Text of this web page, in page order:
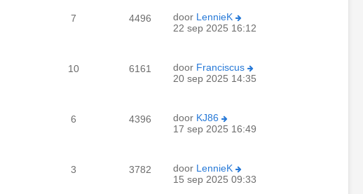
7 4496 door LennieK
22 sep 2025 16:12
10 6161 door Franciscus
20 sep 2025 14:35
6 4396 door KJ86
17 sep 2025 16:49
3 3782 door LennieK
15 sep 2025 09:33